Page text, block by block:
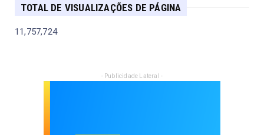
TOTAL DE VISUALIZAÇÕES DE PÁGINA
11,757,724
- Publicidade Lateral -